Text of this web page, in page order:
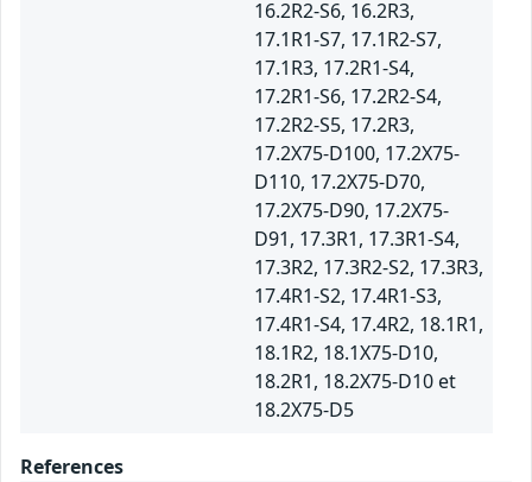
16.2R2-S6, 16.2R3,
17.1R1-S7, 17.1R2-S7,
17.1R3, 17.2R1-S4,
17.2R1-S6, 17.2R2-S4,
17.2R2-S5, 17.2R3,
17.2X75-D100, 17.2X75-
D110, 17.2X75-D70,
17.2X75-D90, 17.2X75-
D91, 17.3R1, 17.3R1-S4,
17.3R2, 17.3R2-S2, 17.3R3,
17.4R1-S2, 17.4R1-S3,
17.4R1-S4, 17.4R2, 18.1R1,
18.1R2, 18.1X75-D10,
18.2R1, 18.2X75-D10 et
18.2X75-D5
References